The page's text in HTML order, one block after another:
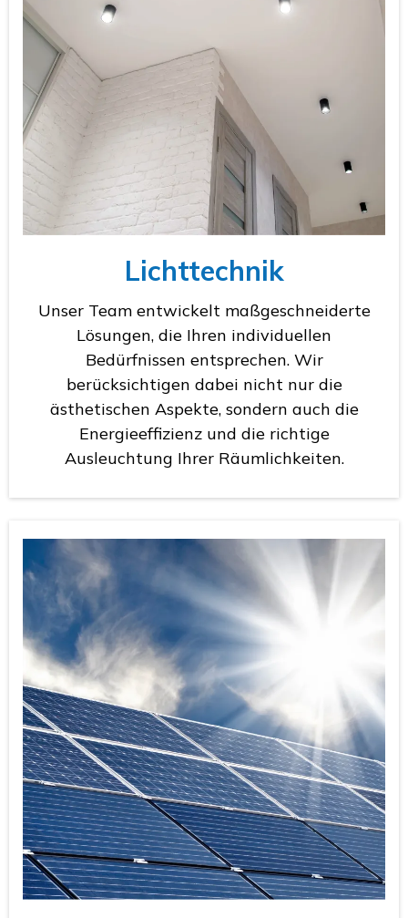
Lichttechnik
Unser Team entwickelt maßgeschneiderte
Lösungen, die Ihren individuellen
Bedürfnissen entsprechen. Wir
berücksichtigen dabei nicht nur die
ästhetischen Aspekte, sondern auch die
Energieeffizienz und die richtige
Ausleuchtung Ihrer Räumlichkeiten.